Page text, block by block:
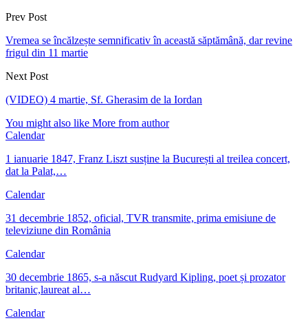
Prev Post
Vremea se încălzește semnificativ în această săptămână, dar revine
frigul din 11 martie
Next Post
(VIDEO) 4 martie, Sf. Gherasim de la Iordan
You might also like More from author
Calendar
1 ianuarie 1847, Franz Liszt susține la București al treilea concert,
dat la Palat,…
Calendar
31 decembrie 1852, oficial, TVR transmite, prima emisiune de
televiziune din România
Calendar
30 decembrie 1865, s-a născut Rudyard Kipling, poet și prozator
britanic,laureat al…
Calendar